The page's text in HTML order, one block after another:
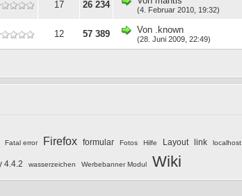
17 26 234 (4. Februar 2010, 19:32)
12 57 389 Von .known
(28. Juni 2009, 22:49)
Fatal error Firefox formular Fotos Hilfe Layout link localhost
4.4.2 wasserzeichen Werbebanner Modul Wiki